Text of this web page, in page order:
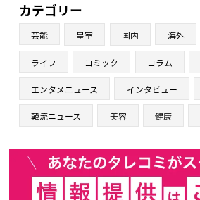
カテゴリー
芸能 皇室 国内 海外
ライフ コミック コラム
エンタメニュース インタビュー
韓流ニュース 美容 健康